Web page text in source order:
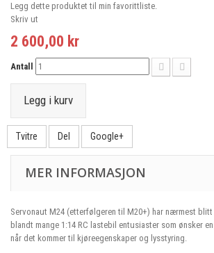
Legg dette produktet til min favorittliste.
Skriv ut
2 600,00 kr
Antall
Legg i kurv
Tvitre Del Google+
MER INFORMASJON
Servonaut M24 (etterfølgeren til M20+) har nærmest blitt
blandt mange 1:14 RC lastebil entusiaster som ønsker
når det kommer til kjøreegenskaper og lysstyring.